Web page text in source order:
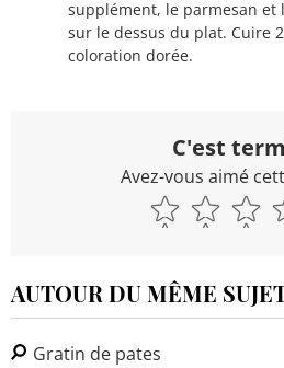
supplément, le parmesan
sur le dessus du plat. Cuire
coloration dorée.
C'est
Avez-vous aimé
AUTOUR DU MÊME
Gratin de pates